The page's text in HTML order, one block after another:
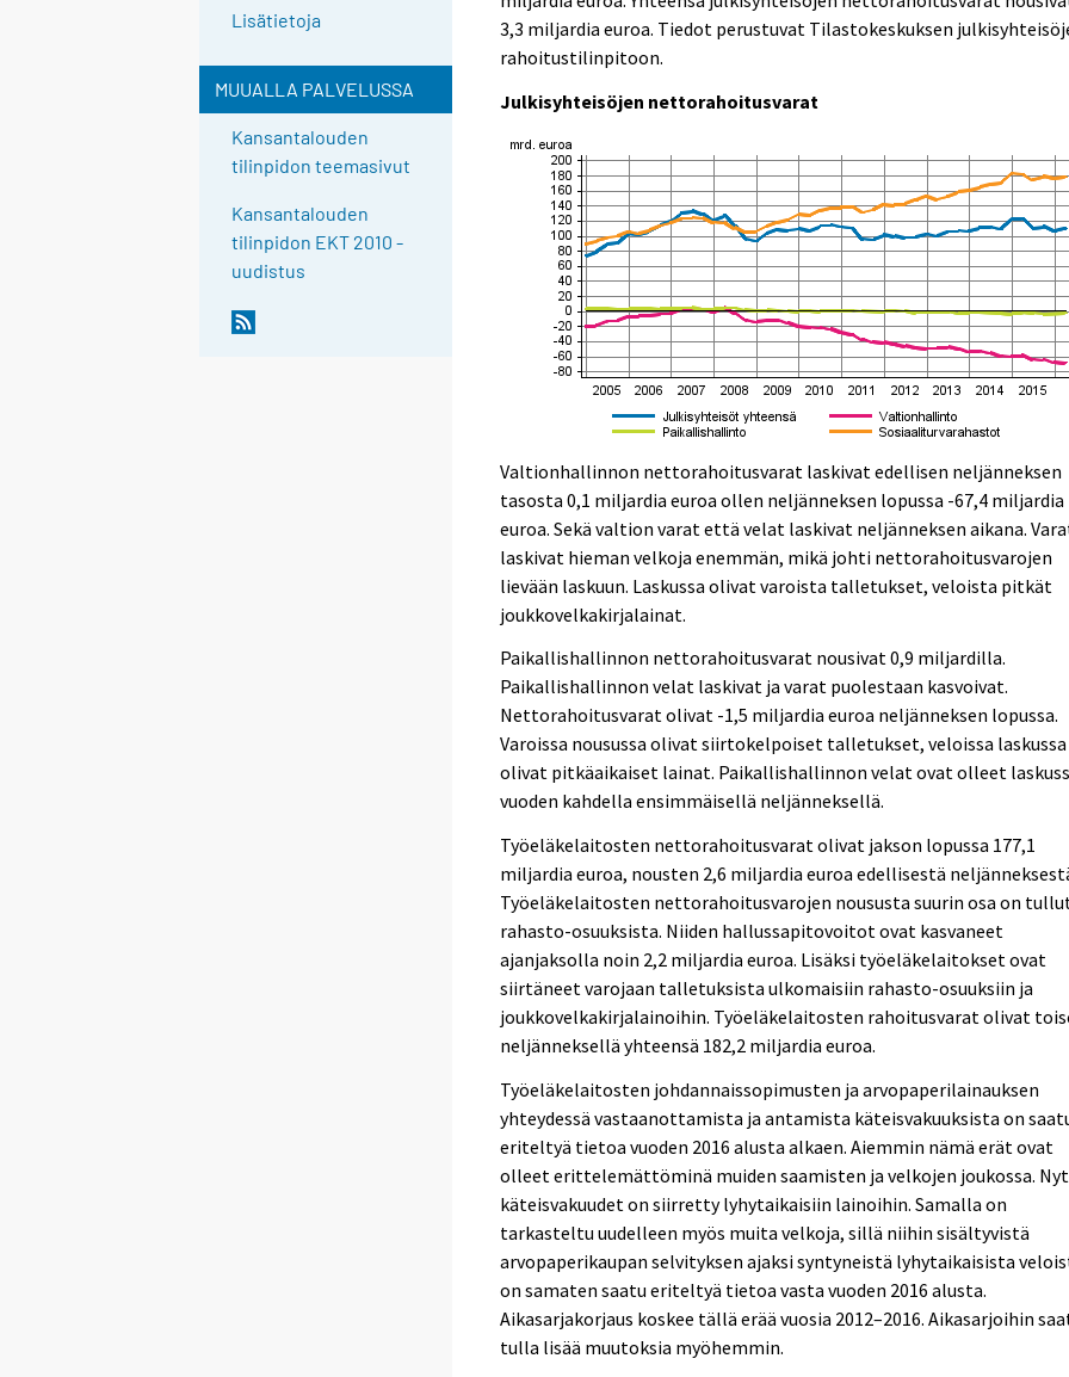
Lisätietoja
MUUALLA PALVELUSSA
Kansantalouden
tilinpidon teemasivut
Kansantalouden
tilinpidon EKT 2010 -
uudistus
3,3 miljardia euroa. Tiedot perustuvat Tilastokeskuksen
rahoitustilinpitoon.
Julkisyhteisöjen nettorahoitusvarat
Valtionhallinnon nettorahoitusvarat laskivat edellisen neljänneksen
tasosta 0,1 miljardia euroa ollen neljänneksen lopussa -67,4 miljardia
euroa. Sekä valtion varat että velat laskivat neljänneksen aikana.
laskivat hieman velkoja enemmän, mikä johti nettorahoitusvarojen
lievään laskuun. Laskussa olivat varoista talletukset, veloista pitkät
joukkovelkakirjalainat.
Paikallishallinnon nettorahoitusvarat nousivat 0,9 miljardilla.
Paikallishallinnon velat laskivat ja varat puolestaan kasvoivat.
Nettorahoitusvarat olivat -1,5 miljardia euroa neljänneksen lopussa.
Varoissa nousussa olivat siirtokelpoiset talletukset, veloissa laskussa
olivat pitkäaikaiset lainat. Paikallishallinnon velat ovat olleet
vuoden kahdella ensimmäisellä neljänneksellä.
Työeläkelaitosten nettorahoitusvarat olivat jakson lopussa 177,1
miljardia euroa, nousten 2,6 miljardia euroa edellisestä
Työeläkelaitosten nettorahoitusvarojen noususta suurin osa on
rahasto-osuuksista. Niiden hallussapitovoitot ovat kasvaneet
ajanjaksolla noin 2,2 miljardia euroa. Lisäksi työeläkelaitokset ovat
siirtäneet varojaan talletuksista ulkomaisiin rahasto-osuuksiin ja
joukkovelkakirjalainoihin. Työeläkelaitosten rahoitusvarat olivat
neljänneksellä yhteensä 182,2 miljardia euroa.
Työeläkelaitosten johdannaissopimusten ja arvopaperilainauksen
yhteydessä vastaanottamista ja antamista käteisvakuuksista on
eriteltyä tietoa vuoden 2016 alusta alkaen. Aiemmin nämä erät ovat
olleet erittelemättöminä muiden saamisten ja velkojen joukossa. Nyt
käteisvakuudet on siirretty lyhytaikaisiin lainoihin. Samalla on
tarkasteltu uudelleen myös muita velkoja, sillä niihin sisältyvistä
arvopaperikaupan selvityksen ajaksi syntyneistä lyhytaikaisista
on samaten saatu eriteltyä tietoa vasta vuoden 2016 alusta.
Aikasarjakorjaus koskee tällä erää vuosia 2012–2016. Aikasarjoihin
tulla lisää muutoksia myöhemmin.